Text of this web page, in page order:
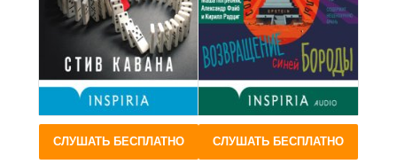
СЛУШАТЬ БЕСПЛАТНО СЛУШАТЬ БЕСПЛАТНО